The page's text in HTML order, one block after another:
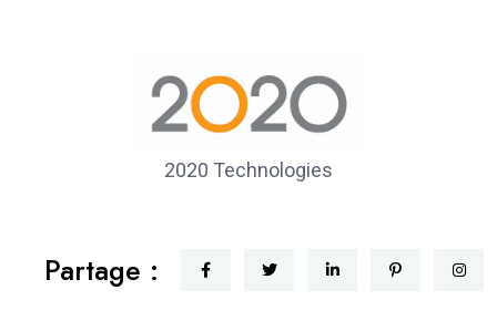
2020 Technologies
Partage :